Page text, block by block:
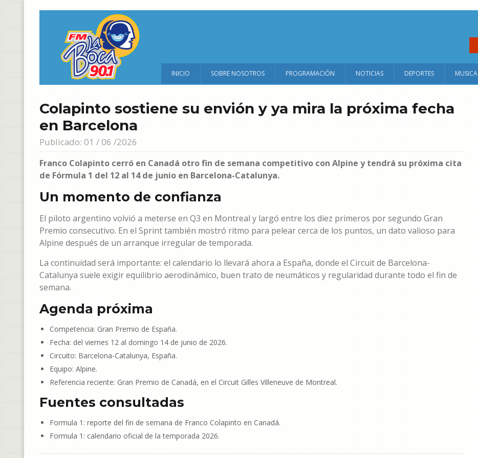
INICIO SOBRE NOSOTROS PROGRAMACIÓN NOTICIAS DEPORTES MUSICA
Colapinto sostiene su envión y ya mira la próxima fecha
en Barcelona
Publicado: 01 / 06 /2026
Franco Colapinto cerró en Canadá otro fin de semana competitivo con Alpine y tendrá su próxima cita
de Fórmula 1 del 12 al 14 de junio en Barcelona-Catalunya.
Un momento de confianza
El piloto argentino volvió a meterse en Q3 en Montreal y largó entre los diez primeros por segundo Gran
Premio consecutivo. En el Sprint también mostró ritmo para pelear cerca de los puntos, un dato valioso para
Alpine después de un arranque irregular de temporada.
La continuidad será importante: el calendario lo llevará ahora a España, donde el Circuit de Barcelona-
Catalunya suele exigir equilibrio aerodinámico, buen trato de neumáticos y regularidad durante todo el fin de
semana.
Agenda próxima
Competencia: Gran Premio de España.
Fecha: del viernes 12 al domingo 14 de junio de 2026.
Circuito: Barcelona-Catalunya, España.
Equipo: Alpine.
Referencia reciente: Gran Premio de Canadá, en el Circuit Gilles Villeneuve de Montreal.
Fuentes consultadas
Formula 1: reporte del fin de semana de Franco Colapinto en Canadá.
Formula 1: calendario oficial de la temporada 2026.